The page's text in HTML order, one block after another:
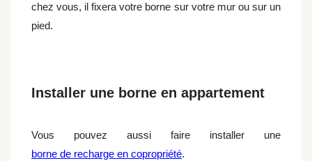
chez vous, il fixera votre borne sur votre mur ou sur un
pied.
Installer une borne en appartement
Vous pouvez aussi faire installer une
borne de recharge en copropriété.